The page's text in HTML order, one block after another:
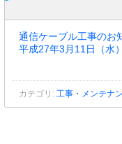
通信ケーブル工事のお
平成27年3月11日（水
カテゴリ : 工事・メンテナ